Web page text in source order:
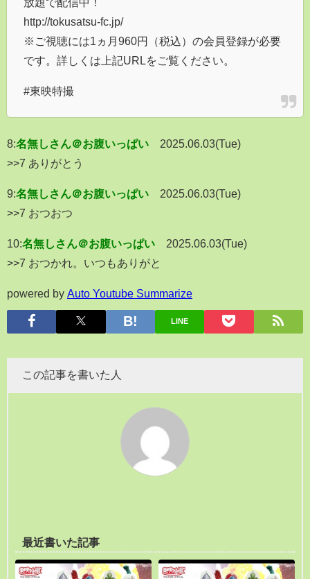
http://tokusatsu-fc.jp/
※ご視聴には1ヵ月960円（税込）の会員登録が必要
です。詳しくは上記URLをご覧ください。
#東映特撮
8:名無しさん＠お腹いっぱい
2025.06.03(Tue)
>>7 ありがとう
9:名無しさん＠お腹いっぱい
2025.06.03(Tue)
>>7 おつおつ
10:名無しさん＠お腹いっぱい
2025.06.03(Tue)
>>7 おつかれ。いつもありがと
powered by Auto Youtube Summarize
LINE
この記事を書いた人
最近書いた記事